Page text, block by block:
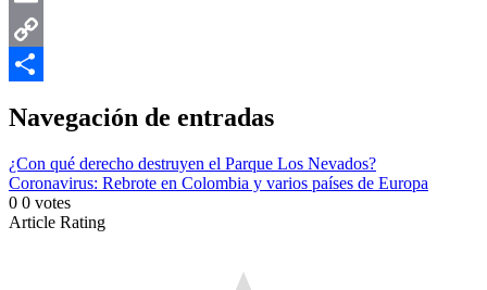
Email
Copy
Navegación de entradas
¿Con qué derecho destruyen el Parque Los Nevados?
Coronavirus: Rebrote en Colombia y varios países de Europa
0 0 votes
Article Rating